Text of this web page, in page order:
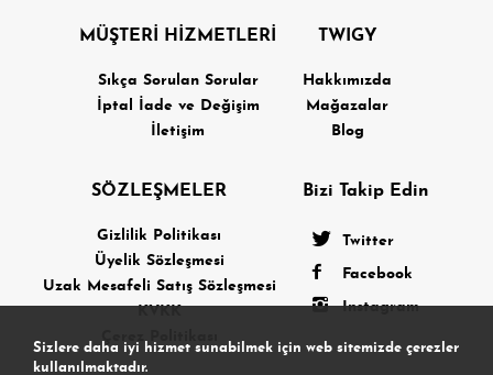
MÜŞTERİ HİZMETLERİ
Sıkça Sorulan Sorular
İptal İade ve Değişim
İletişim
TWIGY
Hakkımızda
Mağazalar
Blog
SÖZLEŞMELER
Gizlilik Politikası
Üyelik Sözleşmesi
Uzak Mesafeli Satış Sözleşmesi
Çerez Politikası
Bizi Takip Edin
Twitter
Facebook
Instagram
Sizlere daha iyi hizmet sunabilmek için web sitemizde çerezler
kullanılmaktadır.